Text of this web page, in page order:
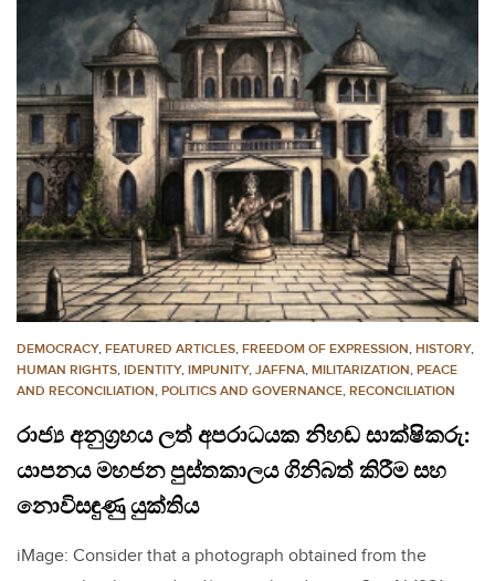
DEMOCRACY, FEATURED ARTICLES, FREEDOM OF EXPRESSION, HISTORY,
HUMAN RIGHTS, IDENTITY, IMPUNITY, JAFFNA, MILITARIZATION, PEACE
AND RECONCILIATION, POLITICS AND GOVERNANCE, RECONCILIATION
රාජ්‍ය අනුග්‍රහය ලත් අපරාධයක නිහඬ සාක්ෂිකරු:
යාපනය මහජන පුස්තකාලය ගිනිබත් කිරීම සහ
නොවිසඳුණු යුක්තිය
iMage: Consider that a photograph obtained from the